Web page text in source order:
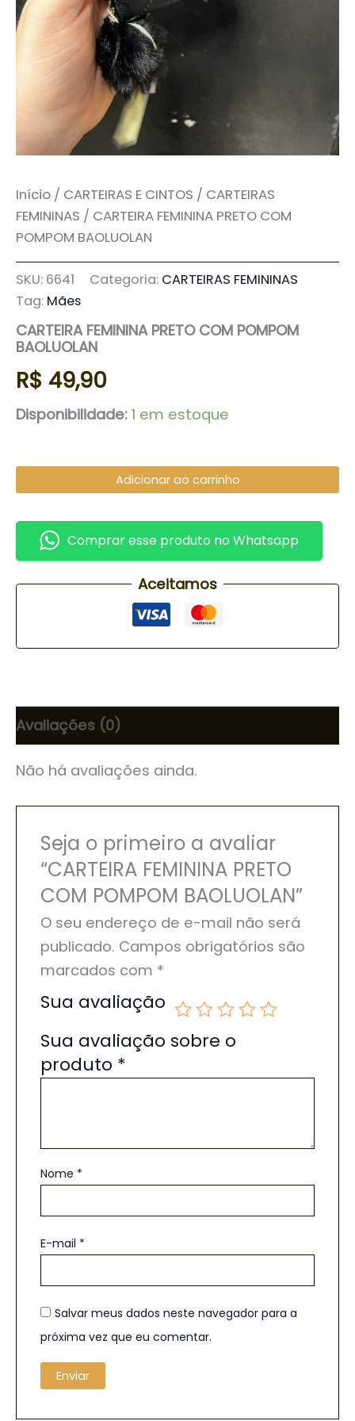
Início / CARTEIRAS E CINTOS / CARTEIRAS
FEMININAS / CARTEIRA FEMININA PRETO COM
POMPOM BAOLUOLAN
SKU: 6641 Categoria: CARTEIRAS FEMININAS
Tag: Mães
CARTEIRA FEMININA PRETO COM POMPOM
BAOLUOLAN
R$ 49,90
Disponibilidade: 1 em estoque
Adicionar ao carrinho
Comprar esse produto no Whatsapp
Aceitamos
Avaliações (0)
Não há avaliações ainda.
Seja o primeiro a avaliar
“CARTEIRA FEMININA PRETO
COM POMPOM BAOLUOLAN”
O seu endereço de e-mail não será
publicado. Campos obrigatórios são
marcados com *
Sua avaliação
Sua avaliação sobre o
produto *
Nome *
E-mail *
Salvar meus dados neste navegador para a
próxima vez que eu comentar.